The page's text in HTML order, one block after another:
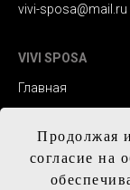
Продолжая
согласие на
vivi-sposa@mail.ru
VIVI SPOSA
Главная
Контакты